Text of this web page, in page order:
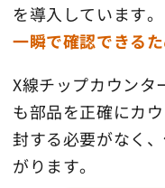
を導入しています。
一瞬で確認できる
X線チップカウンタ
も部品を正確にカ
封する必要がなく
がります。